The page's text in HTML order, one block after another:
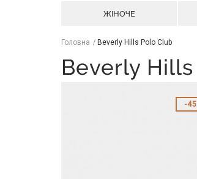
ЖІНОЧЕ
Головна Beverly Hills Polo Club
Beverly